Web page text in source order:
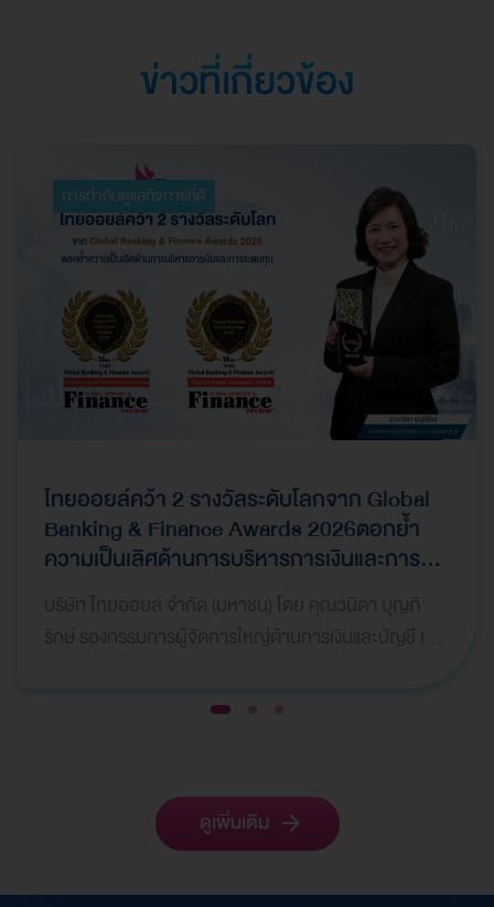
ข่าวที่เกี่ยวข้อง
การกำกับดูแลกิจการที่ดี
ไทยออยล์คว้า 2 รางวัลระดับโลกจาก Global
Banking & Finance Awards 2026ตอกย้ำ
ความเป็นเลิศด้านการบริหารการเงินและการ
ดูเพิ่มเติม